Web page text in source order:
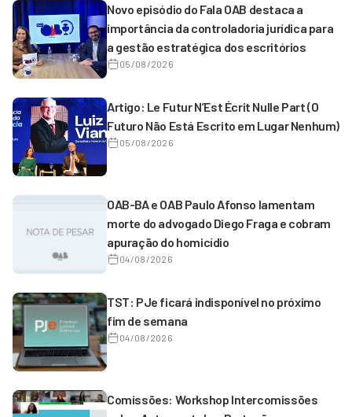
Novo episódio do Fala OAB destaca a
importância da controladoria jurídica para
a gestão estratégica dos escritórios
05/08/2026
Artigo: Le Futur N’Est Écrit Nulle Part (O
Futuro Não Está Escrito em Lugar Nenhum)
05/08/2026
OAB-BA e OAB Paulo Afonso lamentam
morte do advogado Diego Fraga e cobram
apuração do homicídio
04/08/2026
TST: PJe ficará indisponível no próximo
fim de semana
04/08/2026
Comissões: Workshop Intercomissões